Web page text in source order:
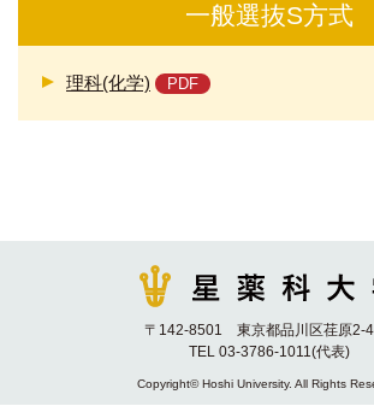
一般選抜S方式
理科(化学)
〒142-8501 東京都品川区荏原2-
TEL 03-3786-1011(代表)
Copyright© Hoshi University. All Rights